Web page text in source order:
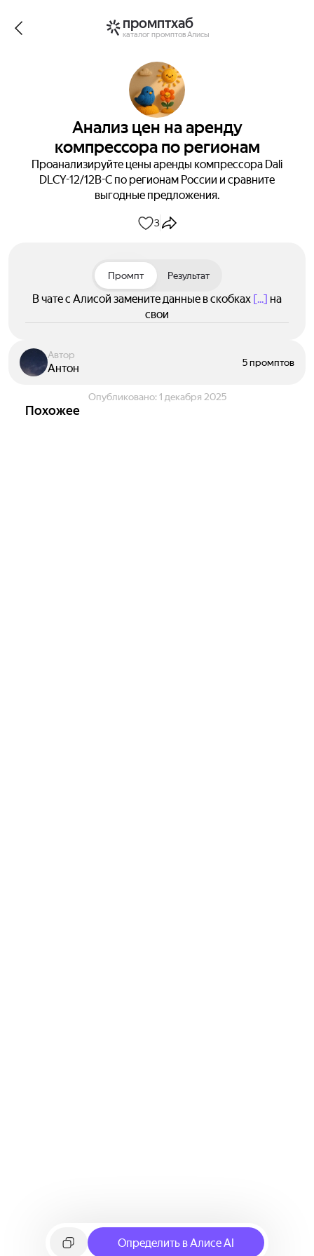
промптхаб
каталог промптов Алисы
Анализ цен на аренду
компрессора по регионам
Проанализируйте цены аренды компрессора Dali
DLCY-12/12B-C по регионам России и сравните
выгодные предложения.
3
Промпт Результат
В чате с Алисой замените данные в скобках [...] на
свои
Автор
Антон 5 промптов
Опубликовано: 1 декабря 2025
Похожее
Определить в Алисе AI